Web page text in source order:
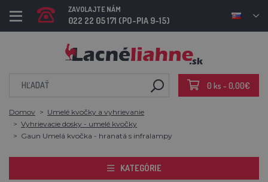
ZAVOLAJTE NÁM
022 22 05 171 (PO-PIA 9-15)
0 ks - 0,00€
Domov
Umelé kvočky a vyhrievanie
Vyhrievacie dosky - umelé kvočky
Gaun Umelá kvočka - hranatá s infralampy
KATEGÓRIE